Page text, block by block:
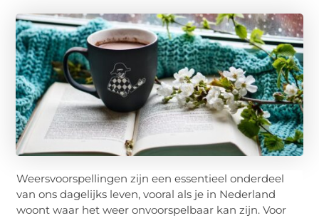
Weersvoorspellingen zijn een essentieel onderdeel
van ons dagelijks leven, vooral als je in Nederland
woont waar het weer onvoorspelbaar kan zijn. Voor